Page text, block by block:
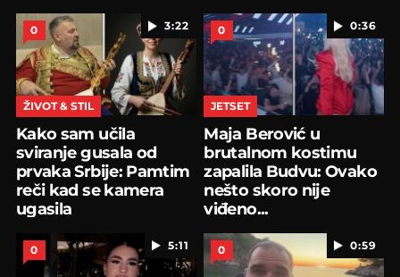
3:22
0
ŽIVOT & STIL
Kako sam učila
sviranje gusala od
prvaka Srbije: Pamtim
reči kad se kamera
ugasila
0:36
0
JETSET
Maja Berović u
brutalnom kostimu
zapalila Budvu: Ovako
nešto skoro nije
viđeno...
5:11
0 0:59
0